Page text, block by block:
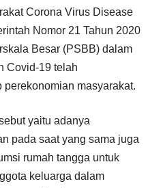
Corona Virus Disease
Nomor 21 Tahun 2020
Besar (PSBB) dalam
Covid-19 telah
masyarakat.
yaitu adanya
pada saat yang sama juga
rumah tangga untuk
keluarga dalam